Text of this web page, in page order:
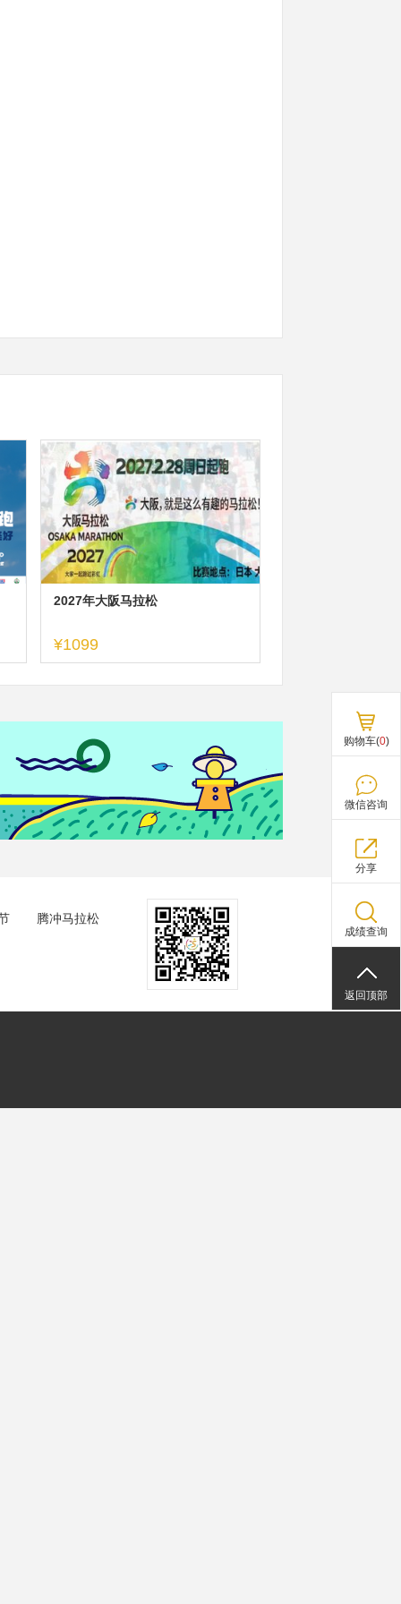
2027年大阪马拉松
¥1099
腾冲马拉松
购物车(0)
微信咨询
分享
成绩查询
返回顶部